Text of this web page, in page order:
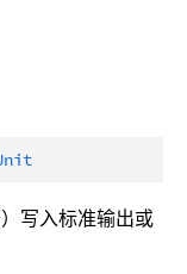
写入标准输出或